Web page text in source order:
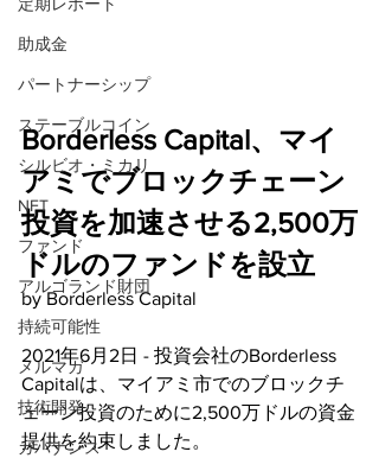
助成金
パートナーシップ
ステーブルコイン
シルビオ・ミカリ
NFT
ファンド
アルゴランド財団
持続可能性
メルマガ
技術開発
ガバナンス
Borderless Capital、マイ
アミでブロックチェーン
投資を加速させる2,500万
ドルのファンドを設立
by Borderless Capital
2021年6月2日 - 投資会社のBorderless
Capitalは、マイアミ市でのブロックチ
ェーン投資のために2,500万ドルの資金
提供を約束しました。